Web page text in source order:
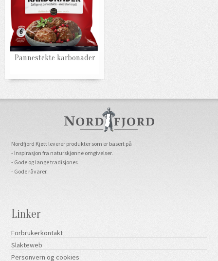
Pannestekte karbonader
Nordfjord Kjøtt leverer produkter som er basert på
- Inspirasjon fra naturskjønne omgivelser.
- Gode og lange tradisjoner.
- Gode råvarer.
Linker
Forbrukerkontakt
Slakteweb
Personvern og cookies